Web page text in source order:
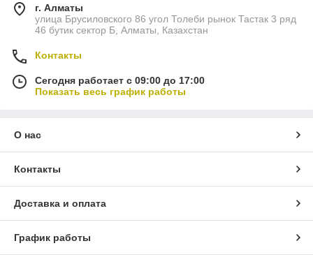
г. Алматы
улица Брусиловского 86 угол Толеби рынок Тастак 3 ряд
46 бутик сектор Б, Алматы, Казахстан
Контакты
Сегодня работает с 09:00 до 17:00
Показать весь график работы
О нас
Контакты
Доставка и оплата
График работы